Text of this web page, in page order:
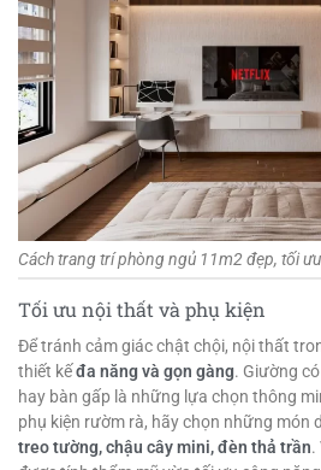
Cách trang trí phòng ngủ 11m2 đẹp, tối ưu
Tối ưu nội thất và phụ kiện
Để tránh cảm giác chật chội, nội thất
thiết kếđa năng và gọn gàng. Giường
hay bàn gấp là những lựa chọn thông
phụ kiện rườm rà, hãy chọn những món
treo tường, chậu cây mini, đèn thả trần.